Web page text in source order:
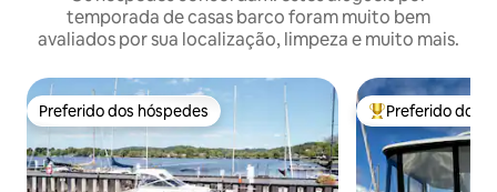
temporada de casas barco foram muito bem
avaliados por sua localização, limpeza e muito mais.
Preferido dos hóspedes
Preferido dos hóspedes Entre os
Preferido dos